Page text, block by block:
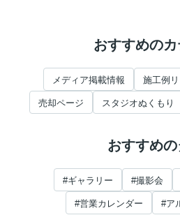
おすすめのカ
メディア掲載情報 施工例
売却ページ スタジオぬくもり
おすすめ
#ギャラリー #撮影会
#営業カレンダー #ア